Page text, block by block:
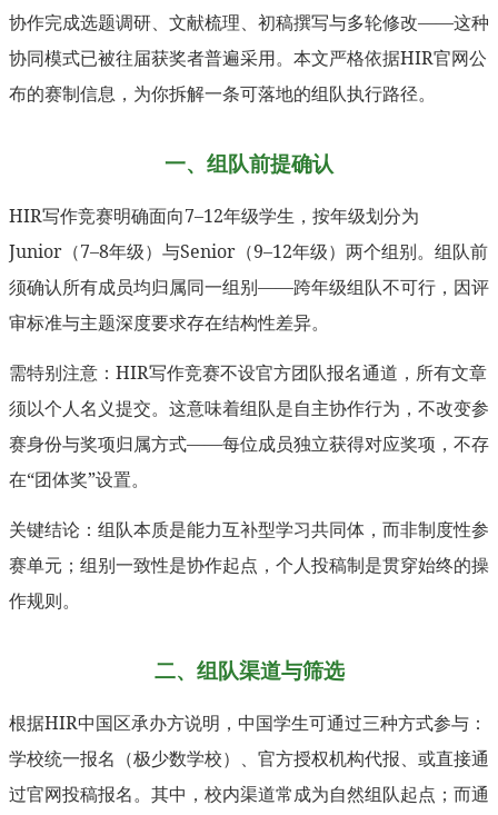
协作完成选题调研、文献梳理、初稿撰写与多轮修改——这种
协同模式已被往届获奖者普遍采用。本文严格依据HIR官网公
布的赛制信息，为你拆解一条可落地的组队执行路径。
一、组队前提确认
HIR写作竞赛明确面向7–12年级学生，按年级划分为
Junior（7–8年级）与Senior（9–12年级）两个组别。组队前
须确认所有成员均归属同一组别——跨年级组队不可行，因评
审标准与主题深度要求存在结构性差异。
需特别注意：HIR写作竞赛不设官方团队报名通道，所有文章
须以个人名义提交。这意味着组队是自主协作行为，不改变参
赛身份与奖项归属方式——每位成员独立获得对应奖项，不存
在“团体奖”设置。
关键结论：组队本质是能力互补型学习共同体，而非制度性参
赛单元；组别一致性是协作起点，个人投稿制是贯穿始终的操
作规则。
二、组队渠道与筛选
根据HIR中国区承办方说明，中国学生可通过三种方式参与：
学校统一报名（极少数学校）、官方授权机构代报、或直接通
过官网投稿报名。其中，校内渠道常成为自然组队起点；而通